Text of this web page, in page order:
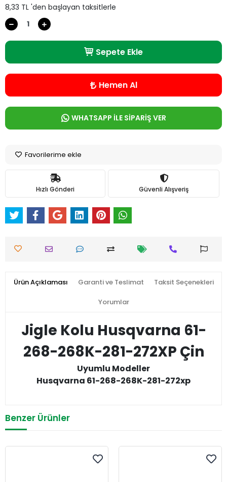
8,33 TL 'den başlayan taksitlerle
Sepete Ekle
Hemen Al
WHATSAPP İLE SİPARİŞ VER
Favorilerime ekle
Hızlı Gönderi Güvenli Alışveriş
Ürün Açıklaması Garanti ve Teslimat Taksit Seçenekleri
Yorumlar
Jigle Kolu Husqvarna 61-
268-268K-281-272XP Çin
Uyumlu Modeller
Husqvarna 61-268-268K-281-272xp
Benzer Ürünler